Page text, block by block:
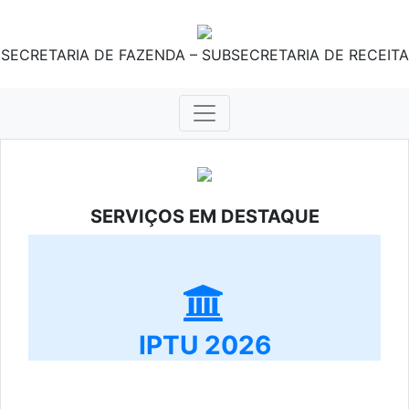
SECRETARIA DE FAZENDA – SUBSECRETARIA DE RECEITA
SERVIÇOS EM DESTAQUE
IPTU 2026